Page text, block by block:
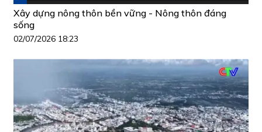
Xây dựng nông thôn bền vững - Nông thôn đáng
sống
02/07/2026 18:23